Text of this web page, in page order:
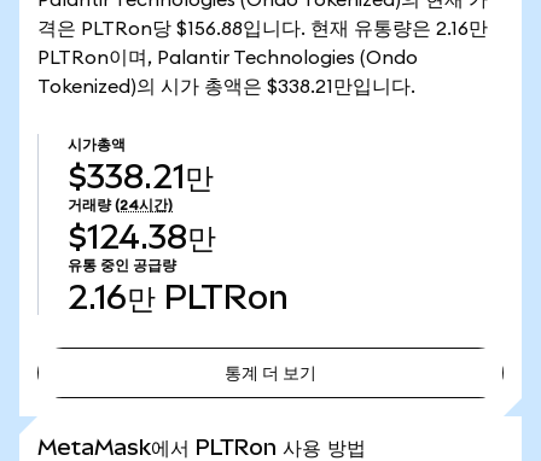
격은 PLTRon당 $156.88입니다. 현재 유통량은 2.16만
PLTRon이며, Palantir Technologies (Ondo
Tokenized)의 시가 총액은 $338.21만입니다.
시가총액
$338.21만
거래량 (24시간)
$124.38만
유통 중인 공급량
2.16만 PLTRon
통계 더 보기
MetaMask에서 PLTRon 사용 방법